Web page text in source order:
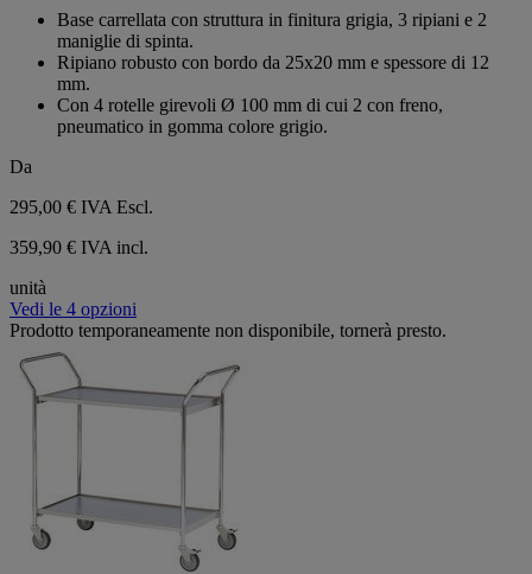
Base carrellata con struttura in finitura grigia, 3 ripiani e 2
maniglie di spinta.
Ripiano robusto con bordo da 25x20 mm e spessore di 12
mm.
Con 4 rotelle girevoli Ø 100 mm di cui 2 con freno,
pneumatico in gomma colore grigio.
Da
295,00 € IVA Escl.
359,90 € IVA incl.
unità
Vedi le 4 opzioni
Prodotto temporaneamente non disponibile, tornerà presto.